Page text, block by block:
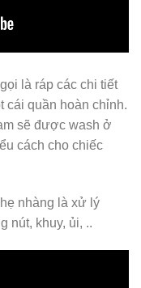
là ráp các chi tiết
cái quần hoàn chỉnh.
sẽ được wash ở
cách cho chiếc
nhàng là xử lý
nút, khuy, ủi, ..